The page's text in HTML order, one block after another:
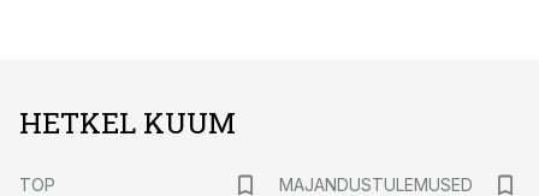
HETKEL KUUM
TOP
MAJANDUSTULEMUSED